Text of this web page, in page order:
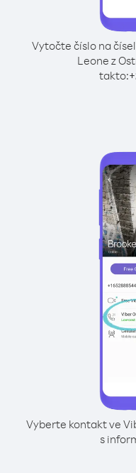
Vytočte číslo na
Leone z
takto:+
Vyberte kontakt ve
s